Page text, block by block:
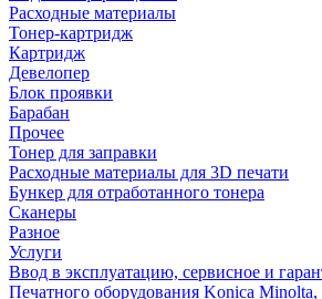
Расходные материалы
Тонер-картридж
Картридж
Девелопер
Блок проявки
Барабан
Прочее
Тонер для заправки
Расходные материалы для 3D печати
Бункер для отработанного тонера
Сканеры
Разное
Услуги
Ввод в эксплуатацию, сервисное и
Печатного оборудования Konica